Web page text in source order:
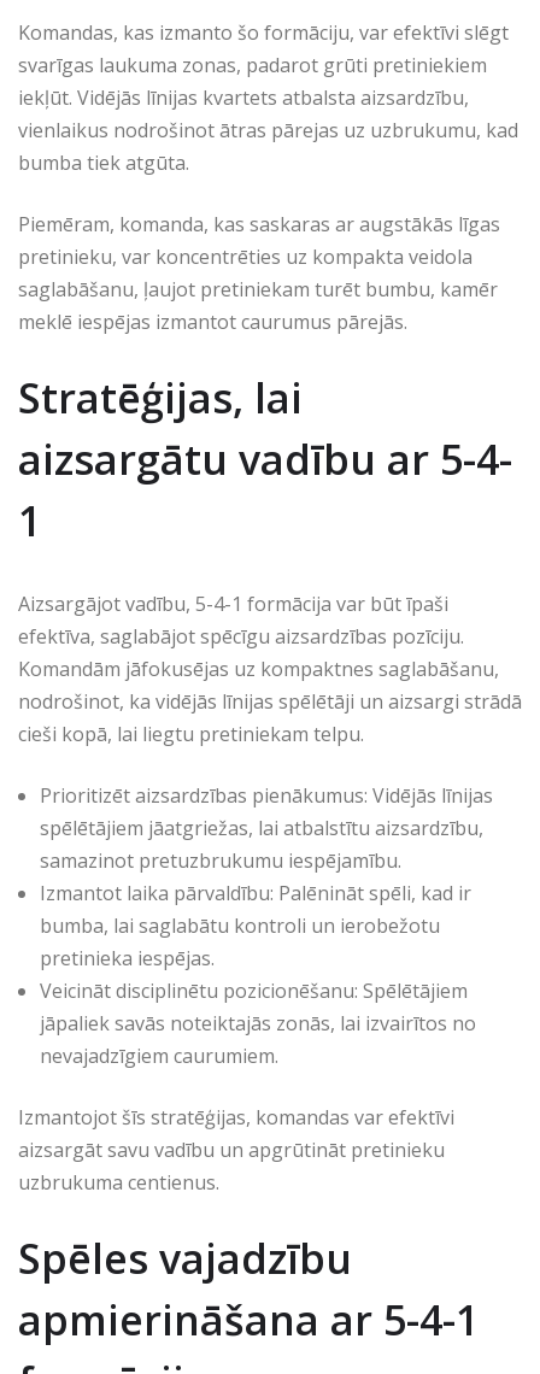
Komandas, kas izmanto šo formāciju, var efektīvi slēgt
svarīgas laukuma zonas, padarot grūti pretiniekiem
iekļūt. Vidējās līnijas kvartets atbalsta aizsardzību,
vienlaikus nodrošinot ātras pārejas uz uzbrukumu, kad
bumba tiek atgūta.
Piemēram, komanda, kas saskaras ar augstākās līgas
pretinieku, var koncentrēties uz kompakta veidola
saglabāšanu, ļaujot pretiniekam turēt bumbu, kamēr
meklē iespējas izmantot caurumus pārejās.
Stratēģijas, lai
aizsargātu vadību ar 5-4-
1
Aizsargājot vadību, 5-4-1 formācija var būt īpaši
efektīva, saglabājot spēcīgu aizsardzības pozīciju.
Komandām jāfokusējas uz kompaktnes saglabāšanu,
nodrošinot, ka vidējās līnijas spēlētāji un aizsargi strādā
cieši kopā, lai liegtu pretiniekam telpu.
Prioritizēt aizsardzības pienākumus: Vidējās līnijas
spēlētājiem jāatgriežas, lai atbalstītu aizsardzību,
samazinot pretuzbrukumu iespējamību.
Izmantot laika pārvaldību: Palēnināt spēli, kad ir
bumba, lai saglabātu kontroli un ierobežotu
pretinieka iespējas.
Veicināt disciplinētu pozicionēšanu: Spēlētājiem
jāpaliek savās noteiktajās zonās, lai izvairītos no
nevajadzīgiem caurumiem.
Izmantojot šīs stratēģijas, komandas var efektīvi
aizsargāt savu vadību un apgrūtināt pretinieku
uzbrukuma centienus.
Spēles vajadzību
apmierināšana ar 5-4-1